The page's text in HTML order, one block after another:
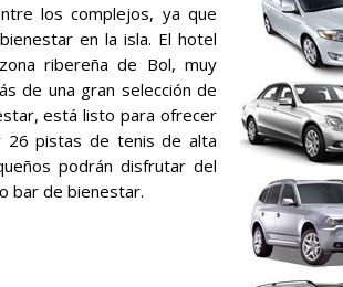
los complejos, ya que
en la isla. El hotel
ribereña de Bol, muy
de una gran selección de
está listo para ofrecer
26 pistas de tenis de alta
podrán disfrutar del
bar de bienestar.